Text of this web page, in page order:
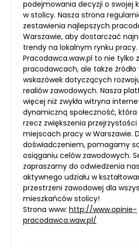
podejmowania decyzji o swojej
w stolicy. Nasza strona
zestawienia najlepszych
Warszawie, aby dostarczać
trendy na lokalnym rynku
Pracodawca.waw.pl to nie tylko
pracodawcach, ale także
wskazówek dotyczących
realiów zawodowych. Nasza
więcej niż zwykła witryna
dynamiczną społeczność, która
rzecz zwiększenia
miejscach pracy w Warszawie.
doświadczeniem, pomagamy
osiąganiu celów zawodowych.
zapraszamy do odwiedzenia
aktywnego udziału w
przestrzeni zawodowej dla
mieszkańców stolicy!
Strona www: http://www.opinie-
pracodawca.waw.pl/